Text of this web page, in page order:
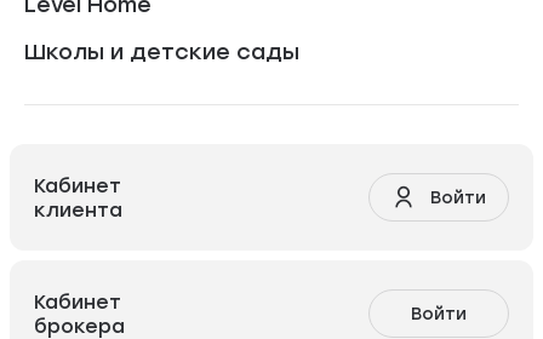
Школы и детские сады
Кабинет
клиента
Войти
Кабинет
брокера
Войти